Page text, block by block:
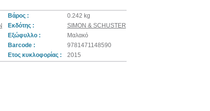
Βάρος :
0.242 kg
Εκδότης :
SIMON & SCHUSTER
Εξώφυλλο :
Μαλακό
Barcode :
9781471148590
Ετος κυκλοφορίας : 2015